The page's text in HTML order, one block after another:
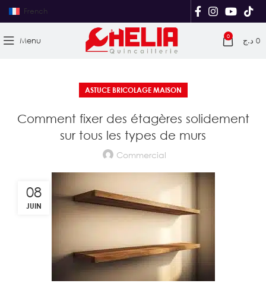
French
Menu 0 0 د.ج
ASTUCE BRICOLAGE MAISON
Comment fixer des étagères solidement
sur tous les types de murs
Commercial
08
JUIN